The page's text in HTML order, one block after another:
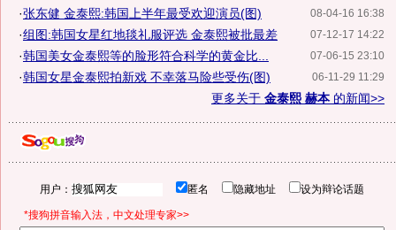
08-04-16 16:38
·张东健 金泰熙:韩国上半年最受欢迎演员(图)
07-12-17 14:22
·组图:韩国女星红地毯礼服评选 金泰熙被批最差
07-06-15 23:10
·韩国美女金泰熙等的脸形符合科学的黄金比...
06-11-29 11:29
·韩国女星金泰熙拍新戏 不幸落马险些受伤(图)
更多关于 金泰熙 赫本的新闻>>
用户： 匿名 隐藏地址 设为辩论话题
*搜狗拼音输入法，中文处理专家>>